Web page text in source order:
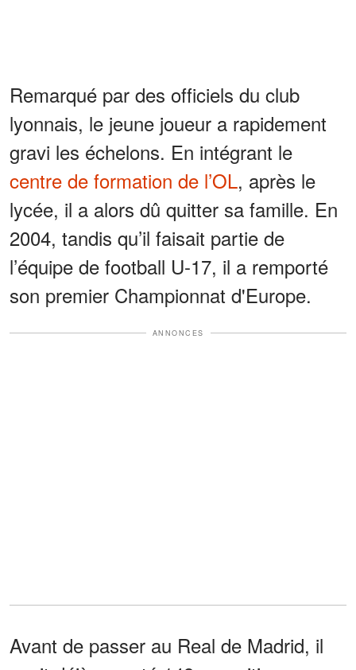
Remarqué par des officiels du club
lyonnais, le jeune joueur a rapidement
gravi les échelons. En intégrant le
centre de formation de l’OL, après le
lycée, il a alors dû quitter sa famille. En
2004, tandis qu’il faisait partie de
l’équipe de football U-17, il a remporté
son premier Championnat d'Europe.
ANNONCES
Avant de passer au Real de Madrid, il